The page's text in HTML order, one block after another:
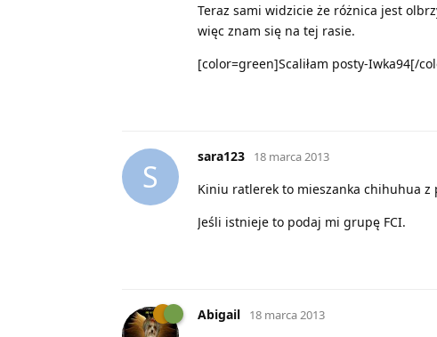
Teraz sami widzicie że różnica jest
więc znam się na tej rasie.
[color=green]Scaliłam posty-Iwka94[/
S
sara123 18 marca 2013
Kiniu ratlerek to mieszanka chihuhua
Jeśli istnieje to podaj mi grupę FCI.
Abigail 18 marca 2013